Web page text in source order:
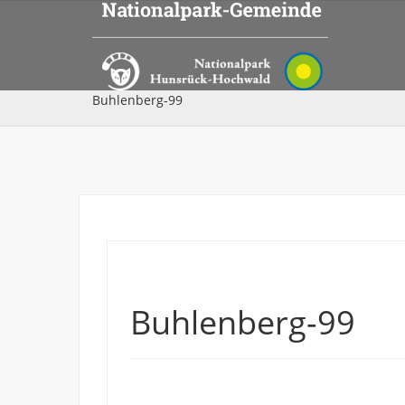
Buhlenberg-99
Buhlenberg-99